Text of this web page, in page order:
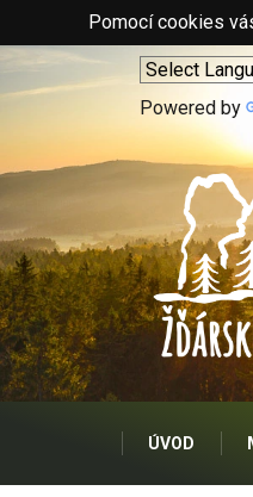
Pomocí cookies
Powered by
ÚVOD